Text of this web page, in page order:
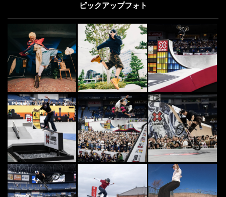
チ」の歴...
SURF
世界のサーファーから愛された“サ
ーフィン映画”10選
2016.2.15
7 OTHERS
様々なカルチャーが交差する異種格
闘技戦！「FREESTYLE SPACE 20
2...
2026.8.6
8
羽田空港に「ニューエラの自動販売
機」出現。実際に限定キャップを買
6
7
ピックアップフォト